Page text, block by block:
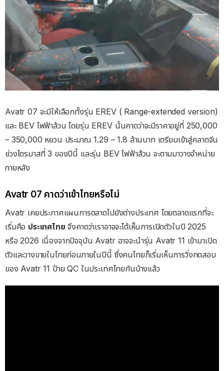
Avatr 07 จะมีให้เลือกทั้งรุ่น EREV ( Range-extended version)
และ BEV ไฟฟ้าล้วน โดยรุ่น EREV นั้นคาดว่าจะมีราคาอยู่ที่ 250,000
– 350,000 หยวน ประมาณ 1.29 – 1.8 ล้านบาท เตรียมเข้าสู่คลาดจีน
ช่วงไตรมาสที่ 3 ของปีนี้ และรุ่น BEV ไฟฟ้าล้วน จะตามมาวางจำหน่าย
ภายหลัง
Avatr 07 คาดว่าเข้าไทยหรือไม่
Avatr เคยประกาศแผนการตลาดไปยังต่างประเทศ โดยตลาดแรกที่จะ
เริ่มคือ ประเทศไทย จึงคาดว่าเราอาจจะได้เห็นการเปิดตัวในปี 2025
หรือ 2026 เนื่องจากปัจจุบัน Avatr อาจจะนำรุ่น Avatr 11 เข้ามาเปิด
ตัวและวางขายในไทยก่อนภายในปีนี้ ซึ่งคนไทยก็เริ่มเห็นการวิ่งทดสอบ
ของ Avatr 11 ป้าย QC ในประเทศไทยกันบ้างแล้ว